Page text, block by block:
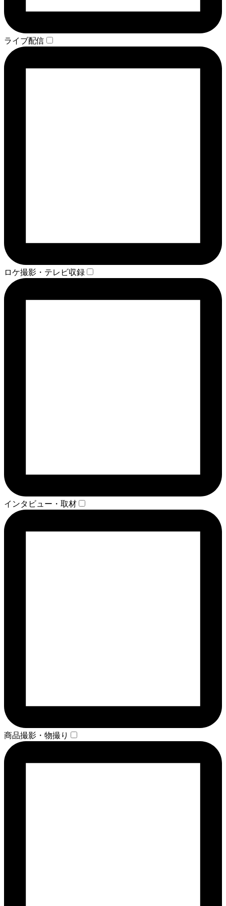
ライブ配信
ロケ撮影・テレビ収録
インタビュー・取材
商品撮影・物撮り